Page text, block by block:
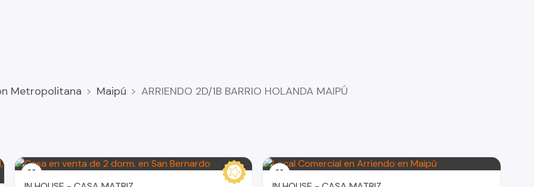
Metropolitana Maipú ARRIENDO 2D/1B BARRIO HOLANDA MAIPÚ